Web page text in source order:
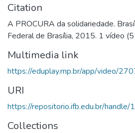
Citation
A PROCURA da solidariedade.
Federal de Brasília, 2015. 1 vídeo (5
Multimedia link
https://eduplay.rnp.br/app/video/
URI
https://repositorio.ifb.edu.br/handle/
Collections